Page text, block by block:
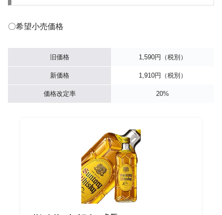
〇希望小売価格
旧価格 1,590円（税別）
新価格 1,910円（税別）
価格改定率 20%